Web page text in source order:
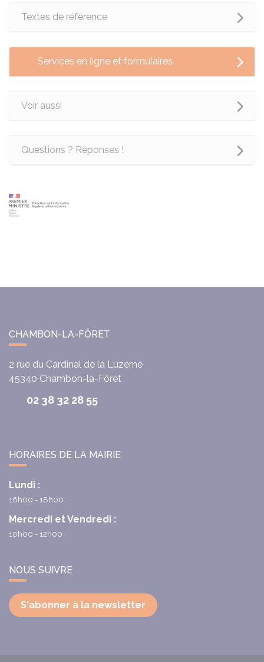
Textes de référence
Services en ligne et formulaires
Voir aussi
Questions ? Réponses !
CHAMBON-LA-FÔRET
2 rue du Cardinal de la Luzerne
45340 Chambon-la-Fôret
02 38 32 28 55
HORAIRES DE LA MAIRIE
Lundi :
16h00 - 18h00
Mercredi et Vendredi :
10h00 - 12h00
NOUS SUIVRE
S'abonner à la newsletter